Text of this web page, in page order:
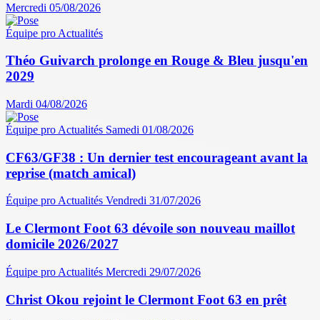
Mercredi 05/08/2026
Équipe pro Actualités
Théo Guivarch prolonge en Rouge & Bleu jusqu'en
2029
Mardi 04/08/2026
Équipe pro Actualités Samedi 01/08/2026
CF63/GF38 : Un dernier test encourageant avant la
reprise (match amical)
Équipe proActualités Vendredi 31/07/2026
Le Clermont Foot 63 dévoile son nouveau maillot
domicile 2026/2027
Équipe pro Actualités Mercredi 29/07/2026
Christ Okou rejoint le Clermont Foot 63 en prêt